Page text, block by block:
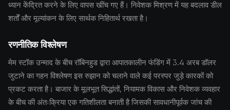
ध्यान केंद्रित करने के लिए वापस खींच गए हैं। निवेशक मिश्रण में यह बदलाव डील
शर्तों और मूल्यांकन के लिए सार्थक निहितार्थ रखता है।
रणनीतिक विश्लेषण
मेम स्टॉक उन्माद के बीच रॉबिनहुड द्वारा आपातकालीन फंडिंग में 3.4 अरब डॉलर
जुटाने का गहन विश्लेषण इस रुझान को चलाने वाले कई परस्पर जुड़े कारकों को
प्रकट करता है। बाजार के मूलभूत सिद्धांतों, नियामक विकास और निवेशक व्यवहार
के बीच की अंतःक्रिया एक गतिशीलता बनाती है जिसकी सावधानीपूर्वक जांच की